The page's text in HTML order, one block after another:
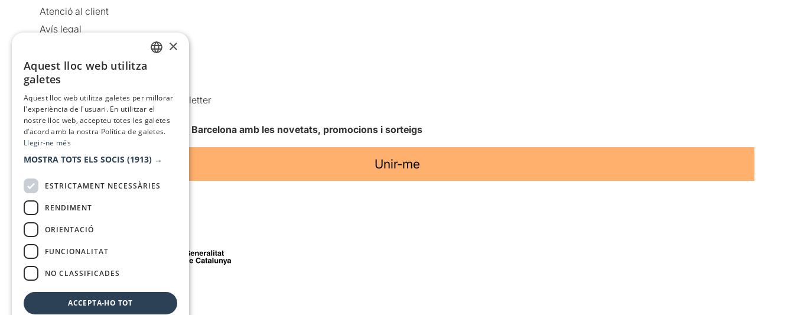
Atenció al client
Avís legal
Política de cookies
Condicions d’ús
Comunicacions comercials i Newsletter
Anuncia’t
Vull rebre la newsletter de Teatre Barcelona amb les novetats, promocions i sorteigs
Unir-me
Amb el suport de
Mitjà de comunicació associat a
×
Aquest lloc web utilitza
galetes
Aquest lloc web utilitza galetes per millorar
l'experiència de l'usuari. En utilitzar el
nostre lloc web, accepteu totes les galetes
d’acord amb la nostra Política de galetes.
Llegir-ne més
MOSTRA TOTS ELS SOCIS (1913) →
ESTRICTAMENT NECESSÀRIES
RENDIMENT
ORIENTACIÓ
FUNCIONALITAT
NO CLASSIFICADES
ACCEPTA-HO TOT